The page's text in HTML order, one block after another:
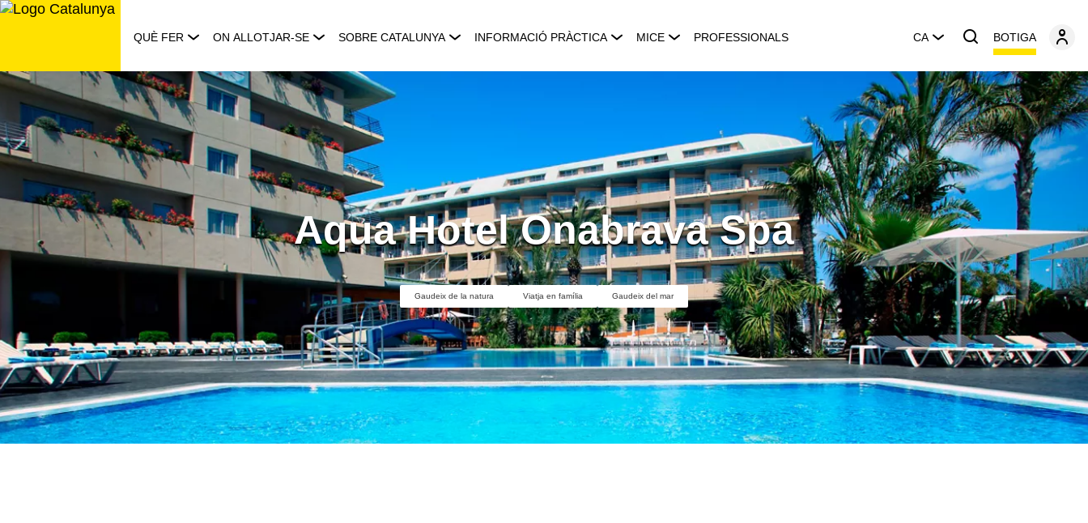
Saltar
QUÈ FER ON ALLOTJAR-SE SOBRE CATALUNYA INFORMACIÓ PRÀCTICA MICE PROFESSIONALS CA BOTIGA
Aqua Hotel Onabrava Spa
Gaudeix de la natura Viatja en família Gaudeix del mar